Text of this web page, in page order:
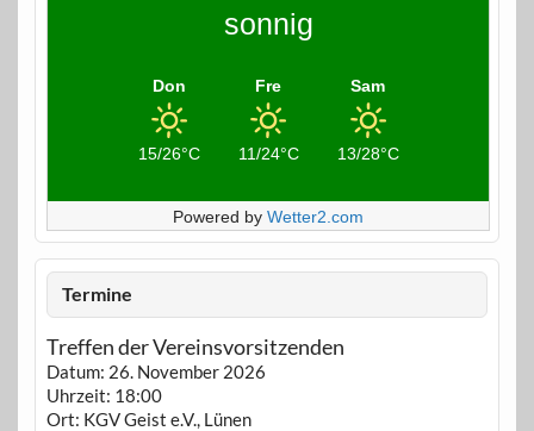
sonnig
Don
15/26°C
Fre
11/24°C
Sam
13/28°C
Powered by Wetter2.com
Termine
Treffen der Vereinsvorsitzenden
Datum: 26. November 2026
Uhrzeit: 18:00
Ort: KGV Geist e.V., Lünen